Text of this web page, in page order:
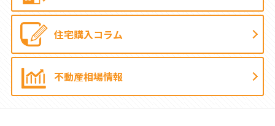
住宅購入コラム
不動産相場情報